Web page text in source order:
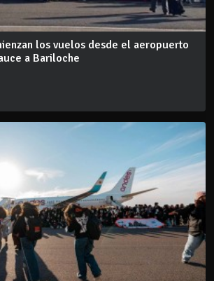
los vuelos desde el aeropuerto
a Bariloche